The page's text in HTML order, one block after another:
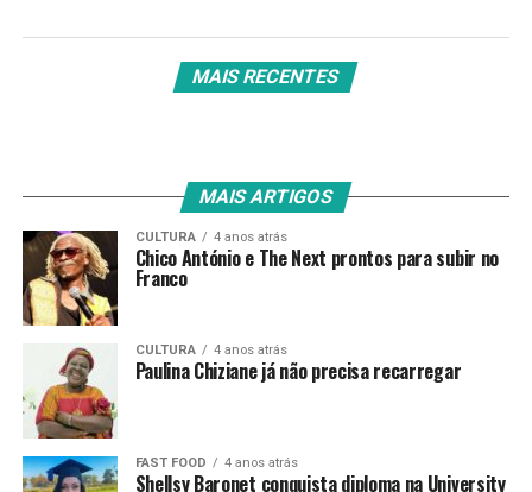
MAIS RECENTES
MAIS ARTIGOS
CULTURA 4 anos atrás
Chico António e The Next prontos para subir no
Franco
CULTURA 4 anos atrás
Paulina Chiziane já não precisa recarregar
FAST FOOD 4 anos atrás
Shellsy Baronet conquista diploma na University